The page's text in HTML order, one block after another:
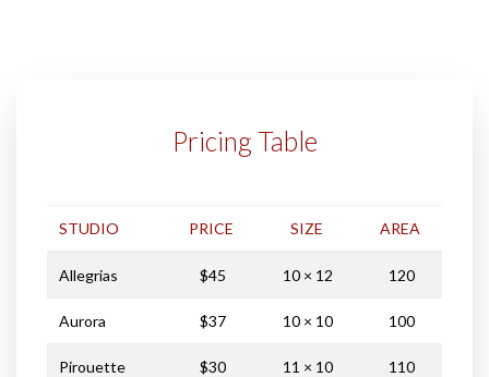
Pricing Table
STUDIO PRICE SIZE AREA
Allegrias $45 10 × 12 120
Aurora $37 10 × 10 100
Pirouette $30 11 × 10 110